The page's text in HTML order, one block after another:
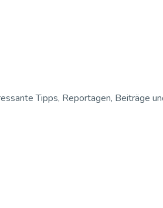
Tipps, Reportagen, Beiträge